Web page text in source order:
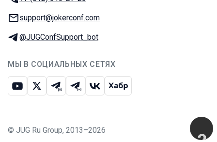
E-mail:
support@jokerconf.com
Телеграм:
@JUGConfSupport_bot
МЫ В СОЦИАЛЬНЫХ СЕТЯХ
ЮтубИкс Телеграм-чат
Телеграм-канал
ВКонтакте
Хабр
© JUG Ru Group, 2013–2026